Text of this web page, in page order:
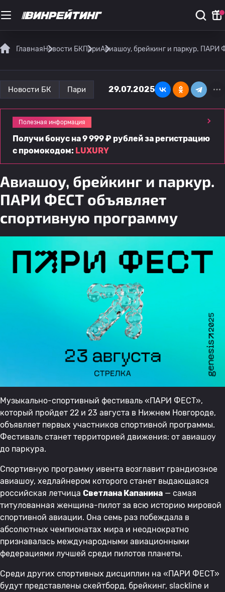
ГлавнаяНовости БКПариАвиашоу, брейкинг и паркур. ПАРИ
Новости БК Пари 29.07.2025
Полезная информация
Получи бонус на 9 999 ₽ рублей за регистрацию
с промокодом: LUXURY
Авиашоу, брейкинг и паркур.
ПАРИ ФЕСТ объявляет
спортивную программу
Музыкально-спортивный фестиваль «ПАРИ ФЕСТ»,
который пройдет 22 и 23 августа в Нижнем Новгороде,
объявляет первых участников спортивной программы.
Фестиваль станет территорией движения: от авиашоу
до паркура.
Спортивную программу ивента возглавит грандиозное
авиашоу, хедлайнером которого станет выдающаяся
российская летчица Светлана Капанина — самая
титулованная женщина-пилот за всю историю мировой
спортивной авиации. Она семь раз побеждала в
абсолютных чемпионатах мира и неоднократно
признавалась международными авиационными
федерациями лучшей среди пилотов планеты.
Среди других спортивных дисциплин на «ПАРИ ФЕСТ»
будут представлены скейтборд, брейкинг, slackline и